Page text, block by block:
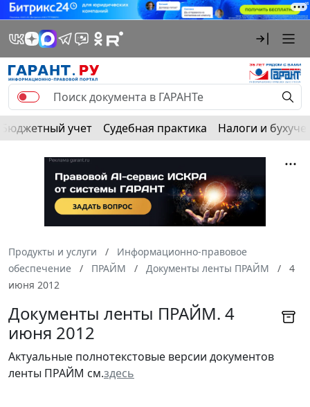
Бюджетный учет Судебная практика Налоги и
Продукты и услуги
Информационно-правовое
обеспечение
ПРАЙМ Документы ленты ПРАЙМ
4
июня 2012
Документы ленты ПРАЙМ. 4
июня 2012
Актуальные полнотекстовые версии документов
ленты ПРАЙМ см.здесь